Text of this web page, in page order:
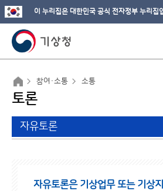
이 누리집은 대한민국 공식 전자정부 누리집
참여·소통 소통
토론
자유토론
자유토론은 기상업무 또는 기상